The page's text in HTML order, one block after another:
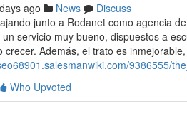
ago News
Discuss
junto a Rodanet como agencia
servicio muy bueno, dispuestos a
Además, el trato es
9386555/
Who Upvoted